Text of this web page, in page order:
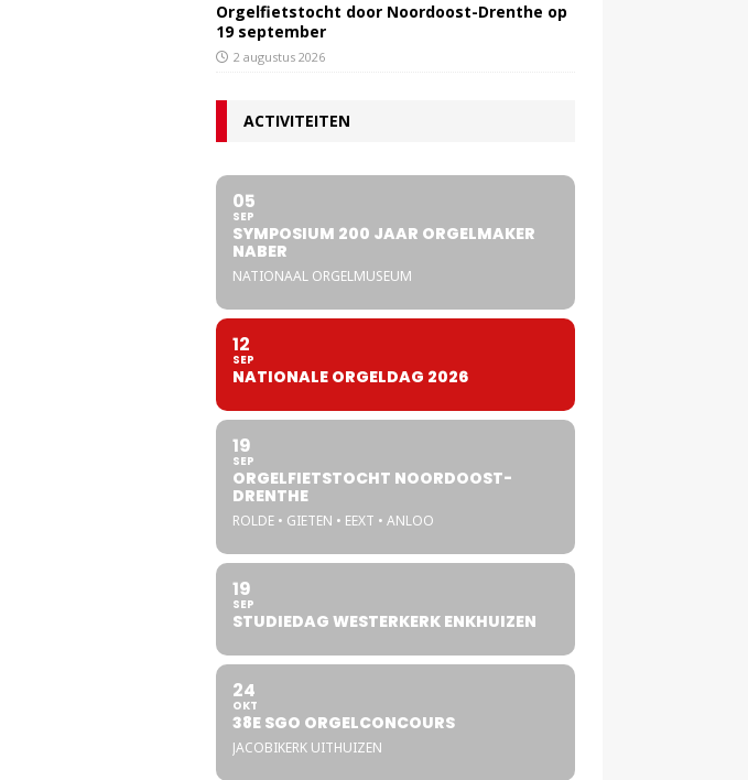
Orgelfietstocht door Noordoost-Drenthe op
19 september
2 augustus 2026
ACTIVITEITEN
05
SEP
SYMPOSIUM 200 JAAR ORGELMAKER
NABER
NATIONAAL ORGELMUSEUM
12
SEP
NATIONALE ORGELDAG 2026
19
SEP
ORGELFIETSTOCHT NOORDOOST-
DRENTHE
ROLDE • GIETEN • EEXT • ANLOO
19
SEP
STUDIEDAG WESTERKERK ENKHUIZEN
24
OKT
38E SGO ORGELCONCOURS
JACOBIKERK UITHUIZEN